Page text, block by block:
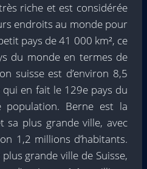
riche et est considérée
endroits au monde pour
pays de 41 000 km², ce
du monde en termes de
suisse est d’environ 8,5
qui en fait le 129e pays du
Berne est la
sa plus grande ville, avec
1,2 millions d’habitants.
grande ville de Suisse,